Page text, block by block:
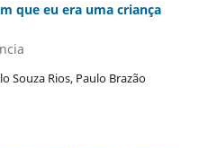
que eu era uma criança
Souza Rios, Paulo Brazão